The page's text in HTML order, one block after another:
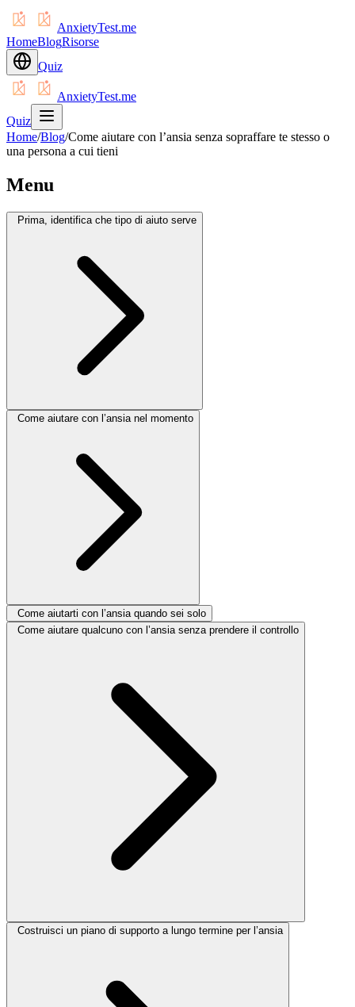
AnxietyTest.me
HomeBlogRisorse
Quiz
AnxietyTest.me
Quiz
Home/Blog/Come aiutare con l’ansia senza sopraffare te stesso o
una persona a cui tieni
Menu
Prima, identifica che tipo di aiuto serve
Come aiutare con l’ansia nel momento
Come aiutarti con l’ansia quando sei solo
Come aiutare qualcuno con l’ansia senza prendere il controllo
Costruisci un piano di supporto a lungo termine per l’ansia